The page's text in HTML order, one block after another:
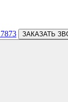
7873 ЗАКАЗАТЬ